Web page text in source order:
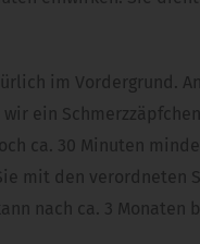
im Vordergrund.
ein
ca. 30 Minuten
mit den
nach ca. 3 Monaten